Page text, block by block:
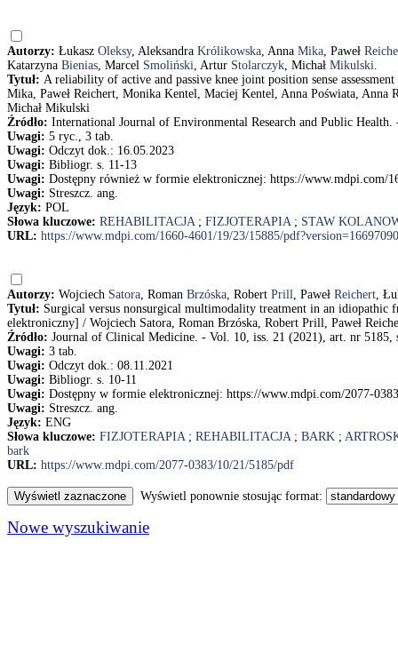
Autorzy: Łukasz Oleksy, Aleksandra Królikowska, Anna Mika, Paweł
Katarzyna Bienias, Marcel Smoliński, Artur Stolarczyk, Michał Mikulski.
Tytuł: A reliability of active and passive knee joint position sense
Mika, Paweł Reichert, Monika Kentel, Maciej Kentel, Anna Poświata,
Michał Mikulski
Źródło: International Journal of Environmental Research and Public
Uwagi: 5 ryc., 3 tab.
Uwagi: Odczyt dok.: 16.05.2023
Uwagi: Bibliogr. s. 11-13
Uwagi: Dostępny również w formie elektronicznej: https://www.mdpi.com/
Uwagi: Streszcz. ang.
Język: POL
Słowa kluczowe: REHABILITACJA; FIZJOTERAPIA; STAW
URL: https://www.mdpi.com/1660-4601/19/23/15885/
Autorzy: Wojciech Satora, Roman Brzóska, Robert Prill, Paweł Reichert,
Tytuł: Surgical versus nonsurgical multimodality treatment in an
elektroniczny] / Wojciech Satora, Roman Brzóska, Robert Prill, Paweł
Źródło: Journal of Clinical Medicine. - Vol. 10, iss. 21 (2021), art. nr 5185,
Uwagi: 3 tab.
Uwagi: Odczyt dok.: 08.11.2021
Uwagi: Bibliogr. s. 10-11
Uwagi: Dostępny w formie elektronicznej: https://www.mdpi.com/2077-
Uwagi: Streszcz. ang.
Język: ENG
Słowa kluczowe: FIZJOTERAPIA; REHABILITACJA; BARK ;
bark
URL: https://www.mdpi.com/2077-0383/10/21/5185/pdf
Wyświetl ponownie stosując format:
Nowe wyszukiwanie